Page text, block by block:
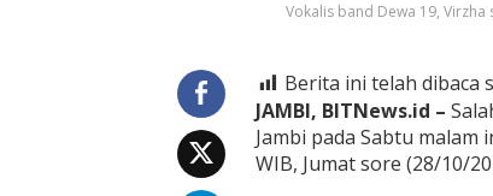
i
i
r
z
h
Vokalis band Dewa 19,
Berita ini telah dibaca
JAMBI, BITNews.id –
Jambi pada Sabtu malam
WIB, Jumat sore (28/10/